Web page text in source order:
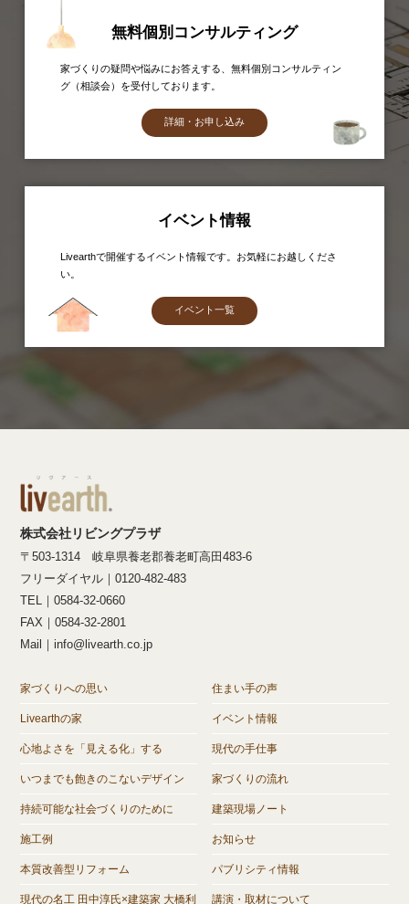
無料個別コンサルティング
家づくりの疑問や悩みにお答えする、無料個別コンサルティン
グ（相談会）を受付しております。
詳細・お申し込み
イベント情報
Livearthで開催するイベント情報です。お気軽にお越しくださ
い。
イベント一覧
株式会社リビングプラザ
〒503-1314 岐阜県養老郡養老町高田483-6
フリーダイヤル｜0120-482-483
TEL｜0584-32-0660
FAX｜0584-32-2801
Mail｜info@livearth.co.jp
家づくりへの思い
Livearthの家
心地よさを「見える化」する
いつまでも飽きのこないデザイン
持続可能な社会づくりのために
施工例
本質改善型リフォーム
現代の名工 田中淳氏×建築家 大橋利
住まい手の声
イベント情報
現代の手仕事
家づくりの流れ
建築現場ノート
お知らせ
パブリシティ情報
講演・取材について